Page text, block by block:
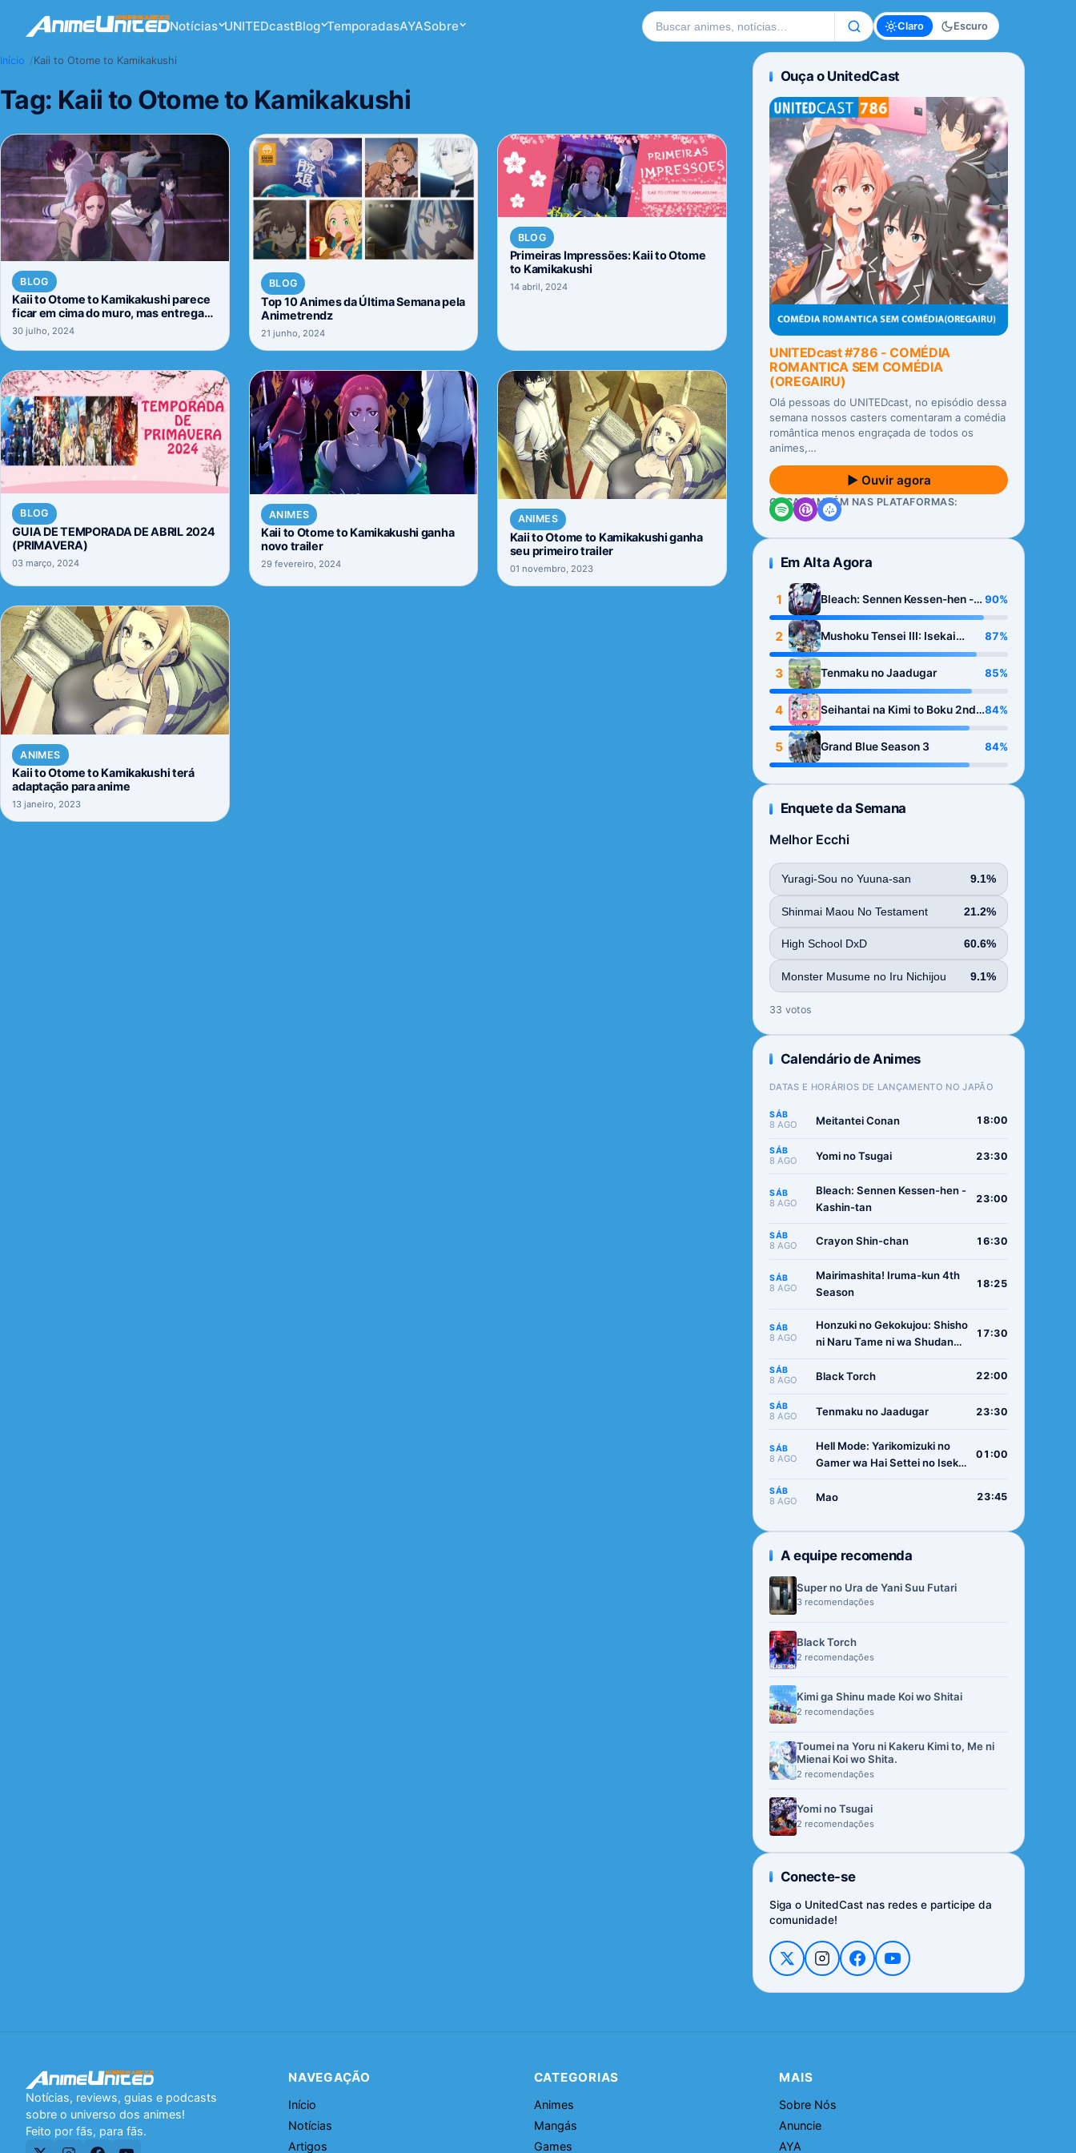
Notícias UNITEDcastBlog TemporadasAYASobre Buscar no site Claro Escuro
Início Kaii to Otome to Kamikakushi
Tag: Kaii to Otome to Kamikakushi
BLOG
Kaii to Otome to Kamikakushi parece
ficar em cima do muro, mas entrega
um bom conteúdo
30 julho, 2024
BLOG
Top 10 Animes da Última Semana pela
Animetrendz
21 junho, 2024
BLOG
Primeiras Impressões: Kaii to Otome
to Kamikakushi
14 abril, 2024
BLOG
GUIA DE TEMPORADA DE ABRIL 2024
(PRIMAVERA)
03 março, 2024
ANIMES
Kaii to Otome to Kamikakushi ganha
novo trailer
29 fevereiro, 2024
ANIMES
Kaii to Otome to Kamikakushi ganha
seu primeiro trailer
01 novembro, 2023
ANIMES
Kaii to Otome to Kamikakushi terá
adaptação para anime
13 janeiro, 2023
Ouça o UnitedCast
UNITEDcast #786 - COMÉDIA
ROMANTICA SEM COMÉDIA
(OREGAIRU)
Olá pessoas do UNITEDcast, no episódio dessa
semana nossos casters comentaram a comédia
romântica menos engraçada de todos os
animes,…
▶ Ouvir agora
OUÇA TAMBÉM NAS PLATAFORMAS:
Em Alta Agora
1
Bleach: Sennen Kessen-hen -
Kashin-tan
90%
2
Mushoku Tensei III: Isekai
Ittara Honki Dasu
87%
3 Tenmaku no Jaadugar 85%
4
Seihantai na Kimi to Boku 2nd
Season
84%
5 Grand Blue Season 3 84%
Enquete da Semana
Melhor Ecchi
Yuragi-Sou no Yuuna-san 9.1%
Shinmai Maou No Testament 21.2%
High School DxD 60.6%
Monster Musume no Iru Nichijou 9.1%
33 votos
Calendário de Animes
DATAS E HORÁRIOS DE LANÇAMENTO NO JAPÃO
SÁB
8 AGO Meitantei Conan 18:00
SÁB
8 AGO Yomi no Tsugai 23:30
SÁB
8 AGO
Bleach: Sennen Kessen-hen -
Kashin-tan
23:00
SÁB
8 AGO Crayon Shin-chan 16:30
SÁB
8 AGO
Mairimashita! Iruma-kun 4th
Season
18:25
SÁB
8 AGO
Honzuki no Gekokujou: Shisho
ni Naru Tame ni wa Shudan
Ryoushu no Youjo
17:30
SÁB
8 AGO Black Torch 22:00
SÁB
8 AGO Tenmaku no Jaadugar 23:30
SÁB
8 AGO
Hell Mode: Yarikomizuki no
Gamer wa Hai Settei no Isekai
01:00
SÁB
8 AGO Mao 23:45
A equipe recomenda
Super no Ura de Yani Suu Futari
3 recomendações
Black Torch
2 recomendações
Kimi ga Shinu made Koi wo Shitai
2 recomendações
Toumei na Yoru ni Kakeru Kimi to, Me ni
Mienai Koi wo Shita.
2 recomendações
Yomi no Tsugai
2 recomendações
Conecte-se
Siga o UnitedCast nas redes e participe da
comunidade!
Notícias, reviews, guias e podcasts
sobre o universo dos animes!
Feito por fãs, para fãs.
NAVEGAÇÃO
Início
Notícias
Artigos
CATEGORIAS
Animes
Mangás
Games
MAIS
Sobre Nós
Anuncie
AYA